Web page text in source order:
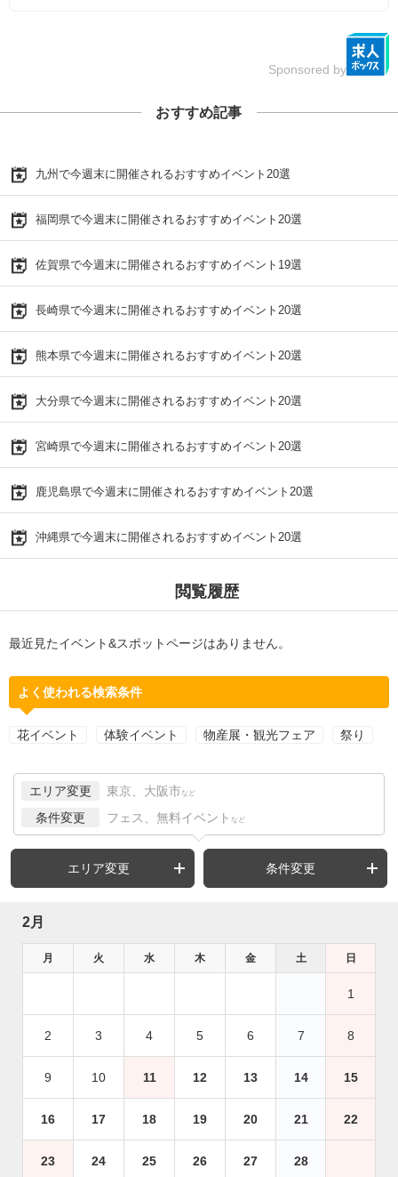
Sponsored by
おすすめ記事
九州で今週末に開催されるおすすめイベント20選
福岡県で今週末に開催されるおすすめイベント20選
佐賀県で今週末に開催されるおすすめイベント19選
長崎県で今週末に開催されるおすすめイベント20選
熊本県で今週末に開催されるおすすめイベント20選
大分県で今週末に開催されるおすすめイベント20選
宮崎県で今週末に開催されるおすすめイベント20選
鹿児島県で今週末に開催されるおすすめイベント20選
沖縄県で今週末に開催されるおすすめイベント20選
閲覧履歴
最近見たイベント&スポットページはありません。
よく使われる検索条件
花イベント 体験イベント 物産展・観光フェア 祭り
エリア変更 東京、大阪市 など
条件変更 フェス、無料イベント など
エリア変更 条件変更
2月
月 火 水 木 金 土 日
1
2 3 4 5 6 7 8
9 10 11 12 13 14 15
16 17 18 19 20 21 22
23 24 25 26 27 28